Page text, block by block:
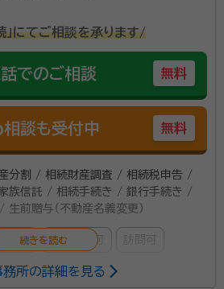
」にてご相談を承ります/
でのご相談 無料
談も受付中 無料
分割 / 相続財産調査 / 相続税申告 /
族信託 / 相続手続き / 銀行手続き /
前贈与（不動産名義変更）
談可 電話相談可 訪問可
イン面談可
務所の詳細を見る